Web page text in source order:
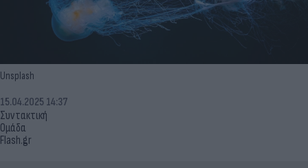
Unsplash
Συντακτική
Ομάδα
Flash.gr
15.04.2025 14:37